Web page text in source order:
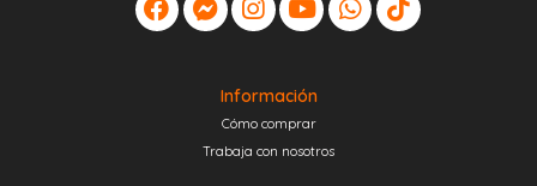
Información
Cómo comprar
Trabaja con nosotros